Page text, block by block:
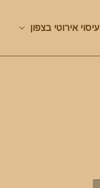
עיסוי אירוטי בצפון